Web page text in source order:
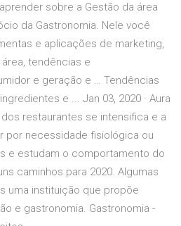
sobre a Gestão da área
da Gastronomia. Nele você
e aplicações de marketing,
tendências e
e geração e … Tendências
e ... Jan 03, 2020 · Aura
restaurantes se intensifica e a
por necessidade fisiológica ou
e estudam o comportamento do
caminhos para 2020. Algumas
uma instituição que propõe
e gastronomia. Gastronomia -